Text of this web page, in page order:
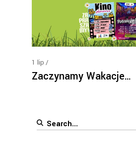
1 lip
Zaczynamy Wakacje…
Search